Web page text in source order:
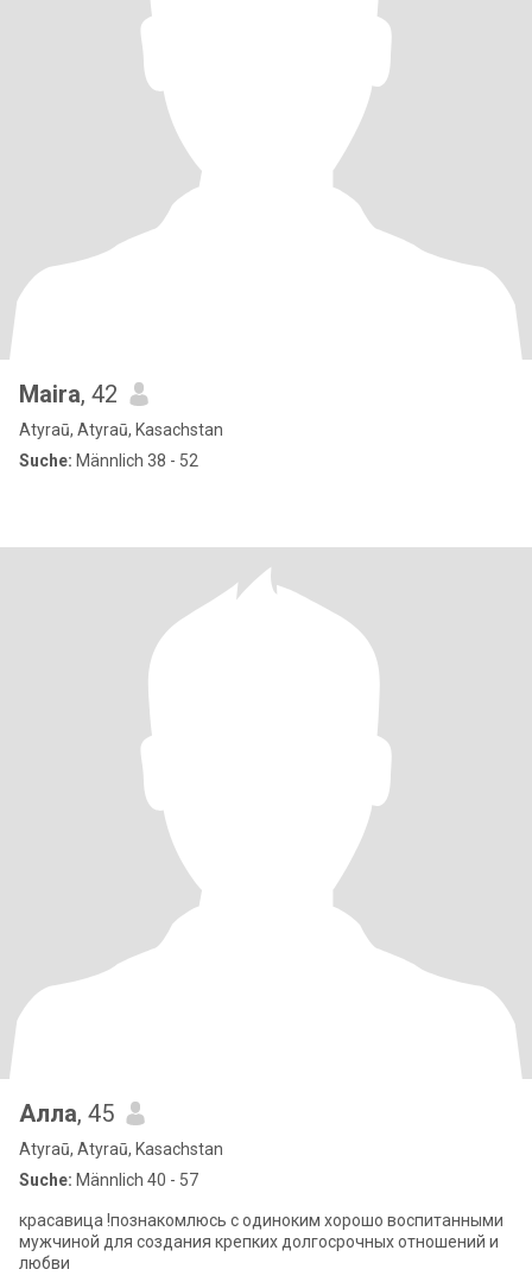
Maira, 42
Atyraū, Atyraū, Kasachstan
Suche: Männlich 38 - 52
Алла, 45
Atyraū, Atyraū, Kasachstan
Suche: Männlich 40 - 57
красавица !познакомлюсь с одиноким хорошо воспитанными
мужчиной для создания крепких долгосрочных отношений и
любви